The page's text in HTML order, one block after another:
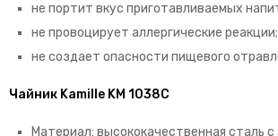
не портит вкус приготавливаемых
не провоцирует аллергические реакции;
не создает опасности пищевого
Чайник Kamille KM 1038C
Материал: высококачественная сталь